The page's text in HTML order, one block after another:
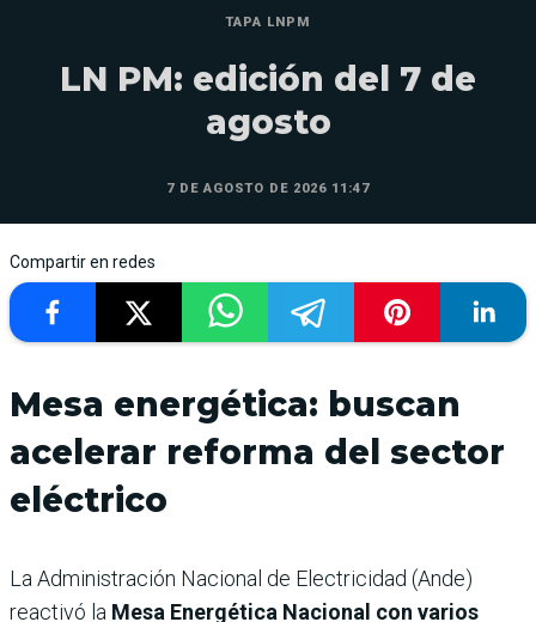
TAPA LNPM
LN PM: edición del 7 de
agosto
7 DE AGOSTO DE 2026 11:47
Compartir en redes
Mesa energética: buscan
acelerar reforma del sector
eléctrico
La Administración Nacional de Electricidad (Ande)
reactivó la Mesa Energética Nacional con varios